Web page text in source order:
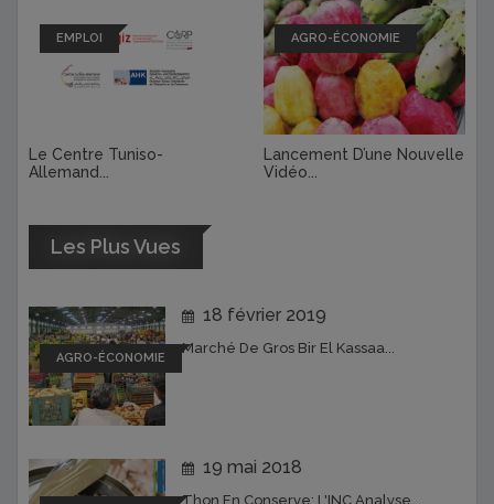
EMPLOI
Le Centre Tuniso-
Allemand...
AGRO-ÉCONOMIE
Lancement D’une Nouvelle
Vidéo...
Les Plus Vues
AGRO-ÉCONOMIE
18 février 2019
Marché De Gros Bir El Kassaa...
19 mai 2018
Thon En Conserve: L'INC Analyse...